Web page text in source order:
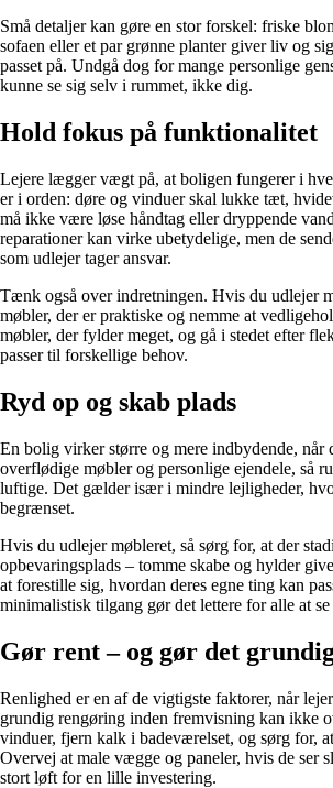
Små detaljer kan gøre en stor forskel: friske
sofaen eller et par grønne planter giver liv og
passet på. Undgå dog for mange personlige
kunne se sig selv i rummet, ikke dig.
Hold fokus på funktionalitet
Lejere lægger vægt på, at boligen fungerer i
er i orden: døre og vinduer skal lukke tæt,
må ikke være løse håndtag eller dryppende
reparationer kan virke ubetydelige, men de
som udlejer tager ansvar.
Tænk også over indretningen. Hvis du udlejer
møbler, der er praktiske og nemme at
møbler, der fylder meget, og gå i stedet efter
passer til forskellige behov.
Ryd op og skab plads
En bolig virker større og mere indbydende, når
overflødige møbler og personlige ejendele, så
luftige. Det gælder især i mindre lejligheder,
begrænset.
Hvis du udlejer møbleret, så sørg for, at der
opbevaringsplads – tomme skabe og hylder
at forestille sig, hvordan deres egne ting kan
minimalistisk tilgang gør det lettere for alle at
Gør rent – og gør det
Renlighed er en af de vigtigste faktorer, når
grundig rengøring inden fremvisning kan ikke
vinduer, fjern kalk i badeværelset, og sørg for,
Overvej at male vægge og paneler, hvis de ser
stort løft for en lille investering.